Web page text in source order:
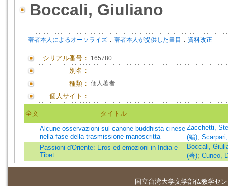
Boccali, Giuliano
著者本人によるオーソライズ ． 著者本人が提供した書目 ． 資料改正
シリアル番号： 165780
別名：
種類： 個人著者
個人サイト：
全文
タイトル
Alcune osservazioni sul canone buddhista cinese
nella fase della trasmissione manoscritta
Zacchetti,
(編);
Passioni d'Oriente: Eros ed emozioni in India e
Tibet
Boccali,
(著); Cuneo,
国立台湾大学文学部仏教学セ